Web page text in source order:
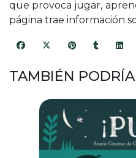
que provoca jugar,
página trae información
TAMBIÉN